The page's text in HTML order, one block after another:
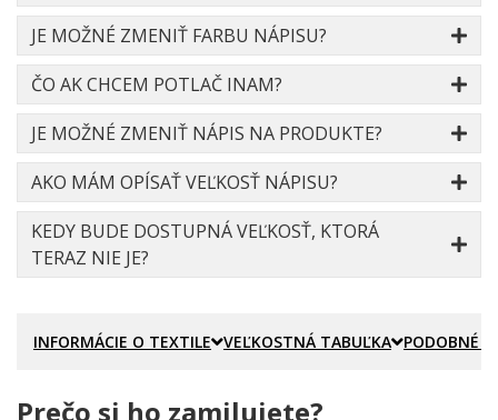
JE MOŽNÉ ZMENIŤ FARBU NÁPISU?
ČO AK CHCEM POTLAČ INAM?
JE MOŽNÉ ZMENIŤ NÁPIS NA PRODUKTE?
AKO MÁM OPÍSAŤ VEĽKOSŤ NÁPISU?
KEDY BUDE DOSTUPNÁ VEĽKOSŤ, KTORÁ
TERAZ NIE JE?
INFORMÁCIE O TEXTILE VEĽKOSTNÁ TABUĽKA PODOBNÉ
Prečo si ho zamilujete?